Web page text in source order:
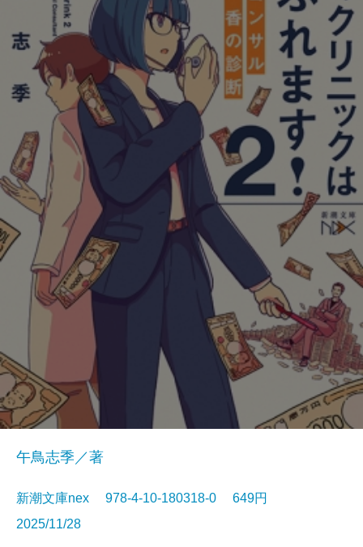
午鳥志季／著
新潮文庫nex 978-4-10-180318-0 649円
2025/11/28